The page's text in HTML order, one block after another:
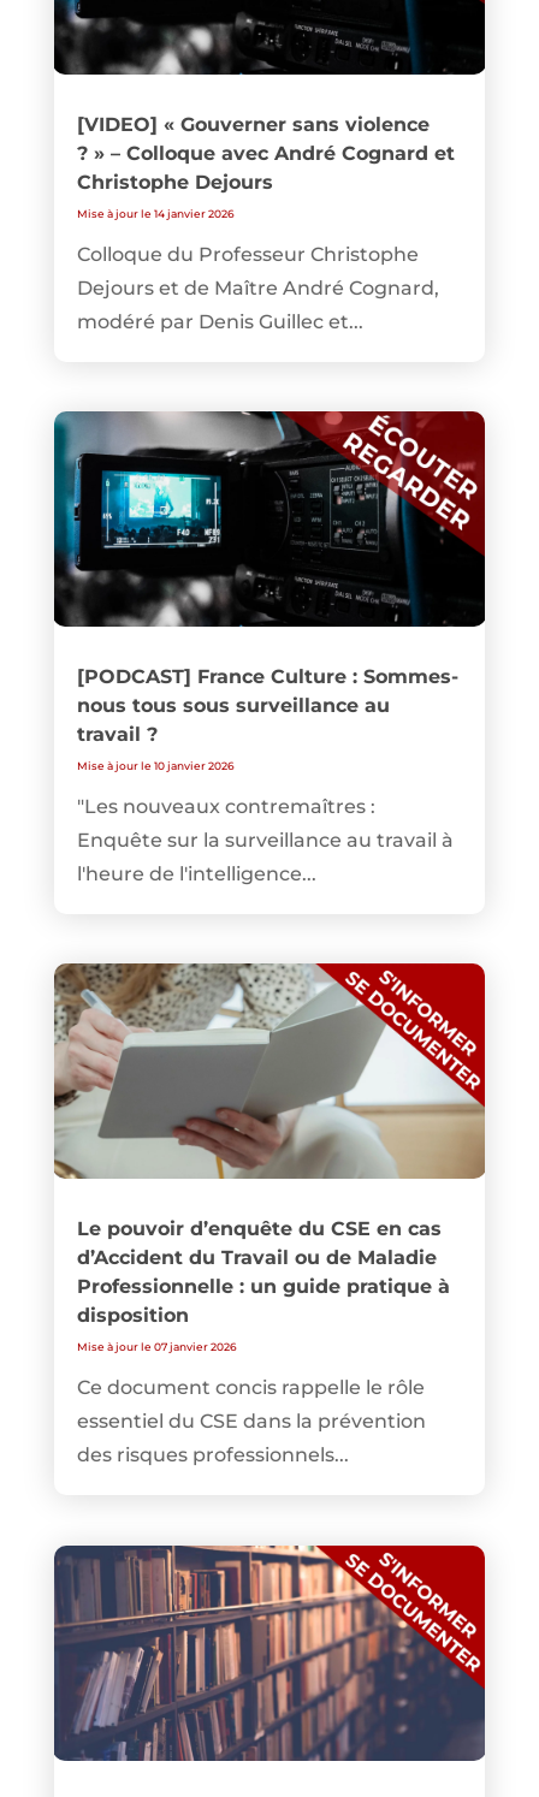
[VIDEO] « Gouverner sans violence
? » – Colloque avec André Cognard et
Christophe Dejours
Mise à jour le 14 janvier 2026
Colloque du Professeur Christophe
Dejours et de Maître André Cognard,
modéré par Denis Guillec et...
[PODCAST] France Culture : Sommes-
nous tous sous surveillance au
travail ?
Mise à jour le 10 janvier 2026
"Les nouveaux contremaîtres :
Enquête sur la surveillance au travail à
l'heure de l'intelligence...
Le pouvoir d’enquête du CSE en cas
d’Accident du Travail ou de Maladie
Professionnelle : un guide pratique à
disposition
Mise à jour le 07 janvier 2026
Ce document concis rappelle le rôle
essentiel du CSE dans la prévention
des risques professionnels...